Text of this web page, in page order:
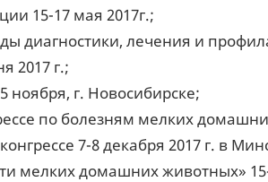
15-17 мая 2017г.;
диагностики, лечения и
2017 г.;
ноября, г. Новосибирске;
по болезням мелких
7-8 декабря 2017 г. в
мелких домашних животных»